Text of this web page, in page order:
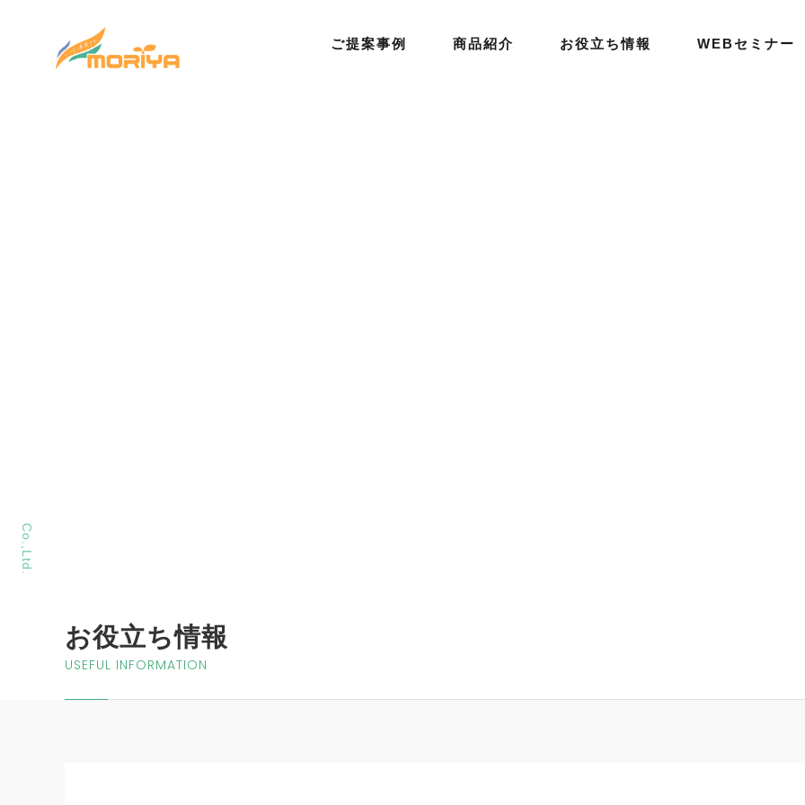
ご提案事例 商品紹介 お役立ち情報 WEBセミナー
Co.,Ltd.
お役立ち情報
USEFUL INFORMATION